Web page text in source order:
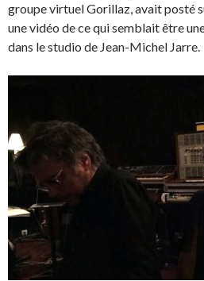
groupe virtuel Gorillaz, avait posté
une vidéo de ce qui semblait être
dans le studio de Jean-Michel Jarre.